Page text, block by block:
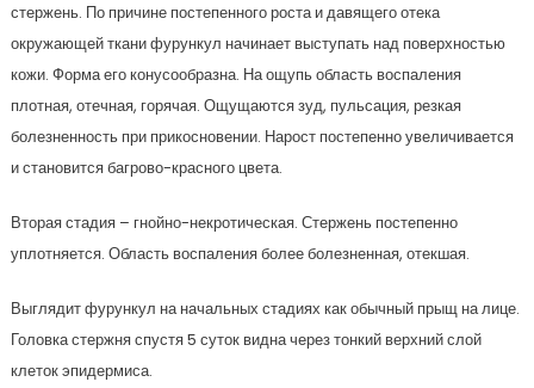
стержень. По причине постепенного роста и давящего отека
окружающей ткани фурункул начинает выступать над поверхностью
кожи. Форма его конусообразна. На ощупь область воспаления
плотная, отечная, горячая. Ощущаются зуд, пульсация, резкая
болезненность при прикосновении. Нарост постепенно увеличивается
и становится багрово-красного цвета.
Вторая стадия – гнойно-некротическая. Стержень постепенно
уплотняется. Область воспаления более болезненная, отекшая.
Выглядит фурункул на начальных стадиях как обычный прыщ на лице.
Головка стержня спустя 5 суток видна через тонкий верхний слой
клеток эпидермиса.